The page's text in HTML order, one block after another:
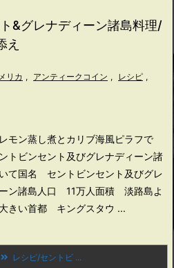
&グレナディーン諸島料理/
え
リカ , アンティークコイン , レシピ ,
モン蒸し煮とカリブ海風ピラフで
トビンセント及びグレナディーン諸
て国名 セントビンセント及びグレ
ン諸島 人口 11万人面積 淡路島よ
きい首都 キングスタウ ...
レシピ/セントビ ...